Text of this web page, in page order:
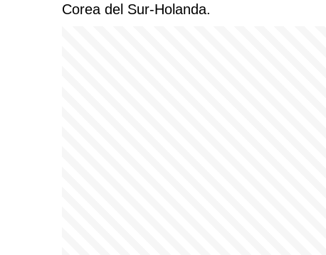
Corea del Sur-Holanda.